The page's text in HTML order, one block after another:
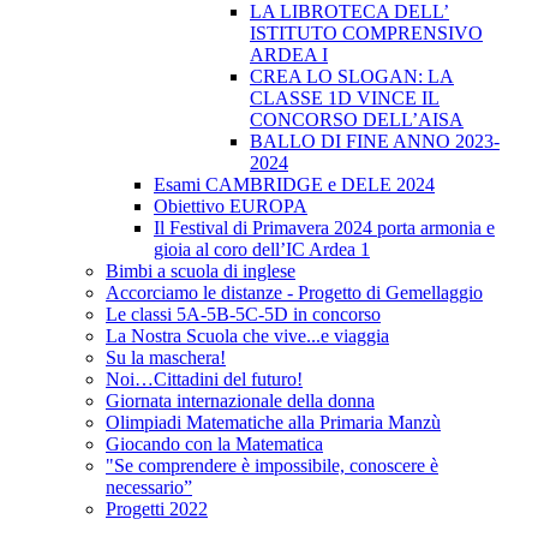
LA LIBROTECA DELL’
ISTITUTO COMPRENSIVO
ARDEA I
CREA LO SLOGAN: LA
CLASSE 1D VINCE IL
CONCORSO DELL’AISA
BALLO DI FINE ANNO 2023-
2024
Esami CAMBRIDGE e DELE 2024
Obiettivo EUROPA
Il Festival di Primavera 2024 porta armonia e
gioia al coro dell’IC Ardea 1
Bimbi a scuola di inglese
Accorciamo le distanze - Progetto di Gemellaggio
Le classi 5A-5B-5C-5D in concorso
La Nostra Scuola che vive...e viaggia
Su la maschera!
Noi…Cittadini del futuro!
Giornata internazionale della donna
Olimpiadi Matematiche alla Primaria Manzù
Giocando con la Matematica
"Se comprendere è impossibile, conoscere è
necessario”
Progetti 2022